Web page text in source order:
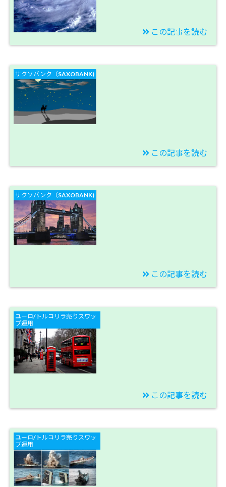
【サクソバンク口座】
トルコリラ、今年最強
台風の直撃！かんべん
してよ～【今週のスワ
ップ投資結果】
この記事を読む
サクソバンク（SAXOBANK)
【サクソバンク口座】
ポンドトルコリラとユ
ーロトルコリラとフラ
クラを足せば「お月
見」でした。【今週の
スワップ投資結果】
この記事を読む
サクソバンク（SAXOBANK)
【サクソバンク口座】
ポンドトルコリラ売り
のスワップが今では１
番です！【今週のスワ
ップ投資結果】
この記事を読む
ユーロ/トルコリラ売りスワッ
プ運用
【速報】ポンド/トルコ
リラ（GBP/TRY）売り
スワップ運用を開始！
【今週のスワップ投資
結果】
この記事を読む
ユーロ/トルコリラ売りスワッ
プ運用